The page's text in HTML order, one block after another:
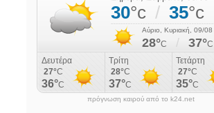
πρόγνωση καιρού από το k24.net